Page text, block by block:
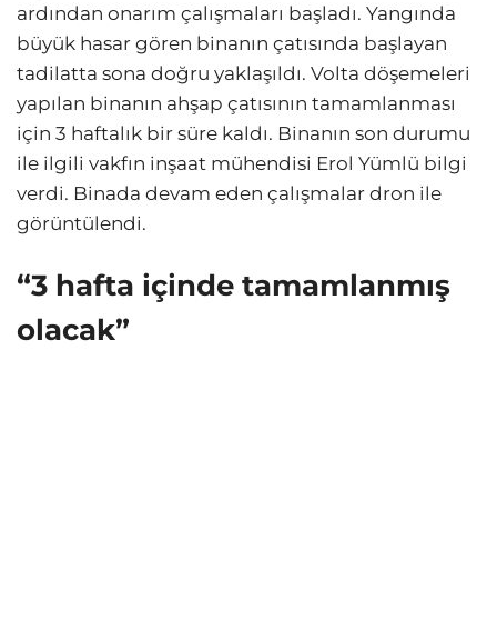
ardından onarım çalışmaları başladı. Yangında
büyük hasar gören binanın çatısında başlayan
tadilatta sona doğru yaklaşıldı. Volta döşemeleri
yapılan binanın ahşap çatısının tamamlanması
için 3 haftalık bir süre kaldı. Binanın son durumu
ile ilgili vakfın inşaat mühendisi Erol Yümlü bilgi
verdi. Binada devam eden çalışmalar dron ile
görüntülendi.
“3 hafta içinde tamamlanmış
olacak”